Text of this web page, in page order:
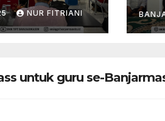
NUR FITRIANI
untuk guru se-